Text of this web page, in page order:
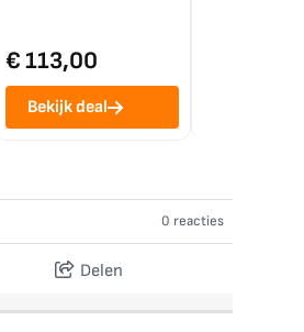
€ 113,00
Bekijk deal
0 reacties
Delen